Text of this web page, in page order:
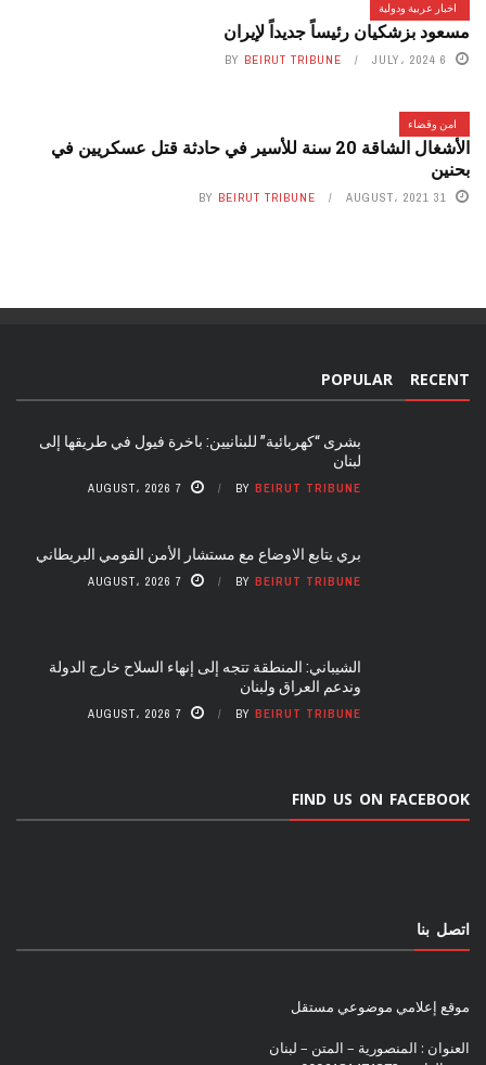
اخبار عربية ودولية
مسعود بزشكيان رئيساً جديداً لإيران
6 JULY، 2024 BY BEIRUT TRIBUNE
امن وقضاء
الأشغال الشاقة 20 سنة للأسير في حادثة قتل عسكريين في
بحنين
31 AUGUST، 2021 BY BEIRUT TRIBUNE
RECENT
POPULAR
بشرى “كهربائية” للبنانيين: باخرة فيول في طريقها إلى
لبنان
BY BEIRUT TRIBUNE 7 AUGUST، 2026
بري يتابع الاوضاع مع مستشار الأمن القومي البريطاني
BY BEIRUT TRIBUNE 7 AUGUST، 2026
الشيباني: المنطقة تتجه إلى إنهاء السلاح خارج الدولة
وندعم العراق ولبنان
BY BEIRUT TRIBUNE 7 AUGUST، 2026
FIND US ON FACEBOOK
اتصل بنا
موقع إعلامي موضوعي مستقل
العنوان : المنصورية – المتن – لبنان